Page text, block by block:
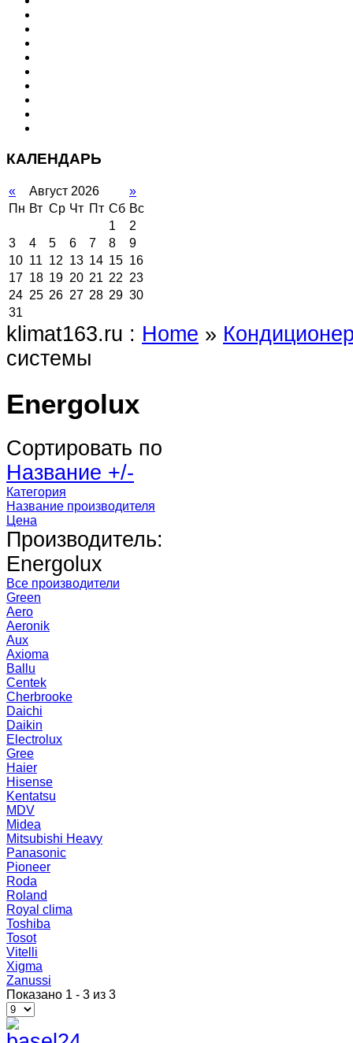
КАЛЕНДАРЬ
« Август 2026
»
Пн Вт Ср Чт Пт Сб Вс
1
2
3
4 5 6 7 8
9
10 11 12 13 14 15 16
17 18 19 20 21 22 23
24 25 26 27 28 29 30
31
klimat163.ru : Home »
системы
Energolux
Сортировать по
Название +/-
Категория
Название производителя
Цена
Производитель:
Energolux
Все производители
Green
Aero
Aeronik
Aux
Axioma
Ballu
Centek
Cherbrooke
Daichi
Daikin
Electrolux
Gree
Haier
Hisense
Kentatsu
MDV
Midea
Mitsubishi Heavy
Panasonic
Pioneer
Roda
Roland
Royal clima
Toshiba
Tosot
Vitelli
Xigma
Zanussi
Показано 1 - 3 из 3